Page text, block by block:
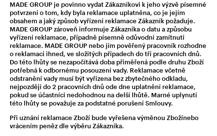
MADE GROUP je povinno vydat Zákazníkovi k jeho výzvě písemné
potvrzení o tom, kdy byla reklamace uplatněna, co je jejím
obsahem a jaký způsob vyřízení reklamace Zákazník požaduje.
MADE GROUP zároveň informuje Zákazníka o datu a způsobu
vyřízení reklamace, případně písemně odůvodní zamítnutí
reklamace. MADE GROUP nebo jím pověřený pracovník rozhodne
o reklamaci ihned, ve složitých případech do tří pracovních dnů.
Do této lhůty se nezapočítává doba přiměřená podle druhu Zboží
potřebná k odbornému posouzení vady. Reklamace včetně
odstranění vady musí být vyřízena bez zbytečného odkladu,
nejpozději do 2 pracovních dnů ode dne uplatnění reklamace,
pokud se účastníci nedohodnou na delší lhůtě. Marné uplynutí
této lhůty se považuje za podstatné porušení Smlouvy.
Při uznání reklamace Zboží bude vyřešena výměnou Zbožínebo
vrácením peněz dle výběru Zákazníka.